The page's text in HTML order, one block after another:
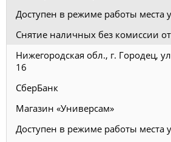
Доступен в режиме работы места
Снятие наличных без комиссии
Нижегородская обл., г. Городец,
16
СберБанк
Магазин «Универсам»
Доступен в режиме работы места